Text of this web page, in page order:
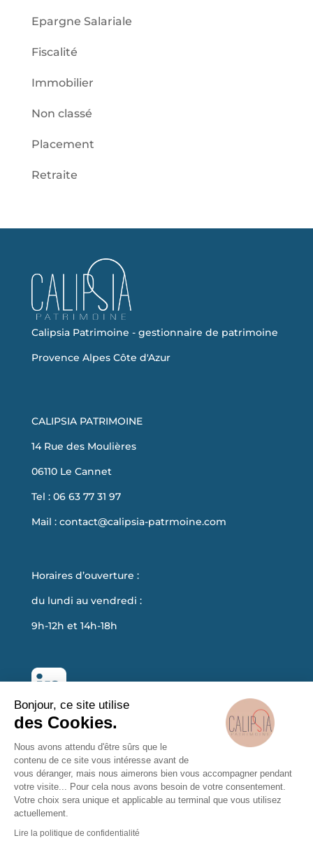
Epargne Salariale
Fiscalité
Immobilier
Non classé
Placement
Retraite
Calipsia Patrimoine - gestionnaire de patrimoine
Provence Alpes Côte d'Azur
CALIPSIA PATRIMOINE
14 Rue des Moulières
06110 Le Cannet
Tel : 06 63 77 31 97
Mail : contact@calipsia-patrmoine.com
Horaires d’ouverture :
du lundi au vendredi :
9h-12h et 14h-18h
Politique de confidentialité
Bonjour, ce site utilise
des Cookies.
Nous avons attendu d'être sûrs que le
contenu de ce site vous intéresse avant de
vous déranger, mais nous aimerons bien vous accompagner pendant
votre visite... Pour cela nous avons besoin de votre consentement.
Votre choix sera unique et applicable au terminal que vous utilisez
actuellement.
Lire la politique de confidentialité